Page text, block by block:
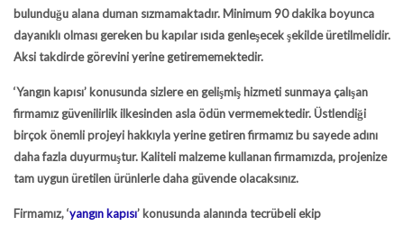
bulunduğu alana duman sızmamaktadır. Minimum 90 dakika boyunca
dayanıklı olması gereken bu kapılar ısıda genleşecek şekilde üretilmelidir.
Aksi takdirde görevini yerine getirememektedir.
‘Yangın kapısı’ konusunda sizlere en gelişmiş hizmeti sunmaya çalışan
firmamız güvenilirlik ilkesinden asla ödün vermemektedir. Üstlendiği
birçok önemli projeyi hakkıyla yerine getiren firmamız bu sayede adını
daha fazla duyurmuştur. Kaliteli malzeme kullanan firmamızda, projenize
tam uygun üretilen ürünlerle daha güvende olacaksınız.
Firmamız, ‘yangın kapısı’ konusunda alanında tecrübeli ekip